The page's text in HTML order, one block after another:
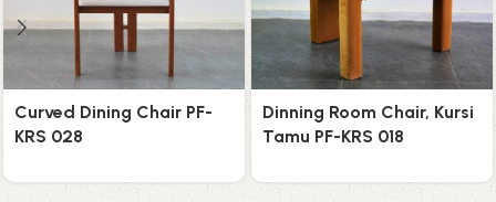
Curved Dining Chair PF-
KRS 028
Dinning Room Chair, Kursi
Tamu PF-KRS 018